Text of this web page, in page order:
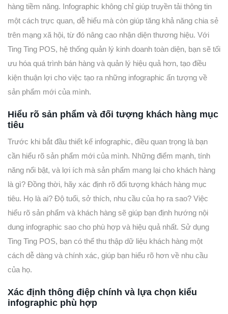
hàng tiềm năng. Infographic không chỉ giúp truyền tải thông tin
một cách trực quan, dễ hiểu mà còn giúp tăng khả năng chia sẻ
trên mạng xã hội, từ đó nâng cao nhận diện thương hiệu. Với
Ting Ting POS, hệ thống quản lý kinh doanh toàn diện, bạn sẽ tối
ưu hóa quá trình bán hàng và quản lý hiệu quả hơn, tạo điều
kiện thuận lợi cho việc tạo ra những infographic ấn tượng về
sản phẩm mới của mình.
Hiểu rõ sản phẩm và đối tượng khách hàng mục
tiêu
Trước khi bắt đầu thiết kế infographic, điều quan trọng là bạn
cần hiểu rõ sản phẩm mới của mình. Những điểm mạnh, tính
năng nổi bật, và lợi ích mà sản phẩm mang lại cho khách hàng
là gì? Đồng thời, hãy xác định rõ đối tượng khách hàng mục
tiêu. Họ là ai? Độ tuổi, sở thích, nhu cầu của họ ra sao? Việc
hiểu rõ sản phẩm và khách hàng sẽ giúp bạn định hướng nội
dung infographic sao cho phù hợp và hiệu quả nhất. Sử dụng
Ting Ting POS, bạn có thể thu thập dữ liệu khách hàng một
cách dễ dàng và chính xác, giúp bạn hiểu rõ hơn về nhu cầu
của họ.
Xác định thông điệp chính và lựa chọn kiểu
infographic phù hợp